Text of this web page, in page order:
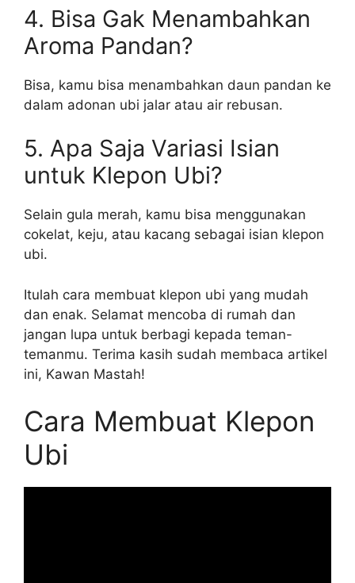
4. Bisa Gak Menambahkan
Aroma Pandan?
Bisa, kamu bisa menambahkan daun pandan ke
dalam adonan ubi jalar atau air rebusan.
5. Apa Saja Variasi Isian
untuk Klepon Ubi?
Selain gula merah, kamu bisa menggunakan
cokelat, keju, atau kacang sebagai isian klepon
ubi.
Itulah cara membuat klepon ubi yang mudah
dan enak. Selamat mencoba di rumah dan
jangan lupa untuk berbagi kepada teman-
temanmu. Terima kasih sudah membaca artikel
ini, Kawan Mastah!
Cara Membuat Klepon
Ubi